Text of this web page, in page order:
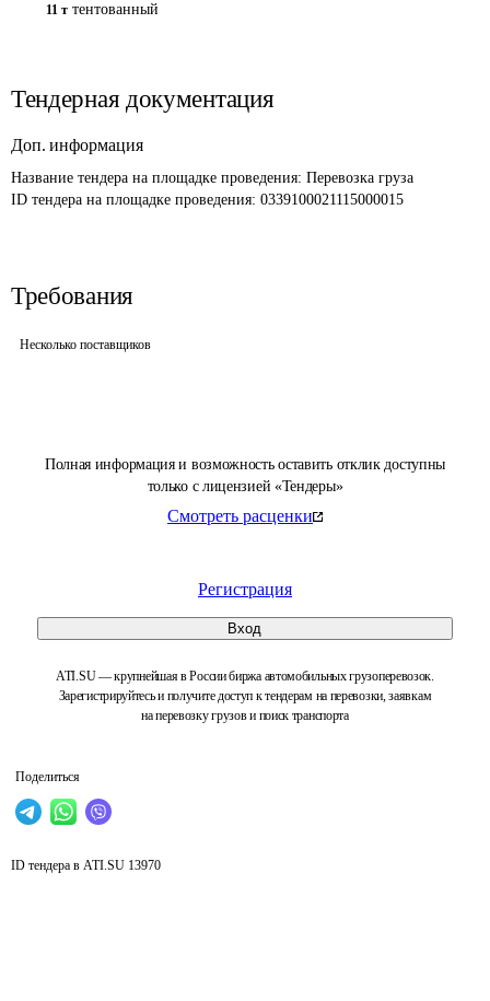
Полная информация и возможность оставить отклик доступны
только с лицензией «Тендеры»
Смотреть расценки
Регистрация
Вход
ATI.SU — крупнейшая в России биржа автомобильных грузоперевозок.
Зарегистрируйтесь и получите доступ к тендерам на перевозки, заявкам
на перевозку грузов и поиск транспорта
Поделиться
11 т тентованный
Тендерная документация
Доп. информация
Название тендера на площадке проведения: Перевозка груза
ID тендера на площадке проведения: 0339100021115000015
Требования
Несколько поставщиков
ID тендера в ATI.SU 13970